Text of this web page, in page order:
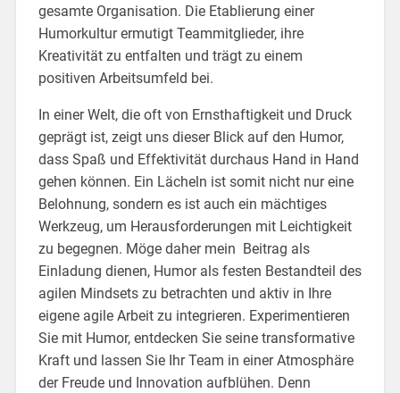
gesamte Organisation. Die Etablierung einer
Humorkultur ermutigt Teammitglieder, ihre
Kreativität zu entfalten und trägt zu einem
positiven Arbeitsumfeld bei.
In einer Welt, die oft von Ernsthaftigkeit und Druck
geprägt ist, zeigt uns dieser Blick auf den Humor,
dass Spaß und Effektivität durchaus Hand in Hand
gehen können. Ein Lächeln ist somit nicht nur eine
Belohnung, sondern es ist auch ein mächtiges
Werkzeug, um Herausforderungen mit Leichtigkeit
zu begegnen. Möge daher mein Beitrag als
Einladung dienen, Humor als festen Bestandteil des
agilen Mindsets zu betrachten und aktiv in Ihre
eigene agile Arbeit zu integrieren. Experimentieren
Sie mit Humor, entdecken Sie seine transformative
Kraft und lassen Sie Ihr Team in einer Atmosphäre
der Freude und Innovation aufblühen. Denn